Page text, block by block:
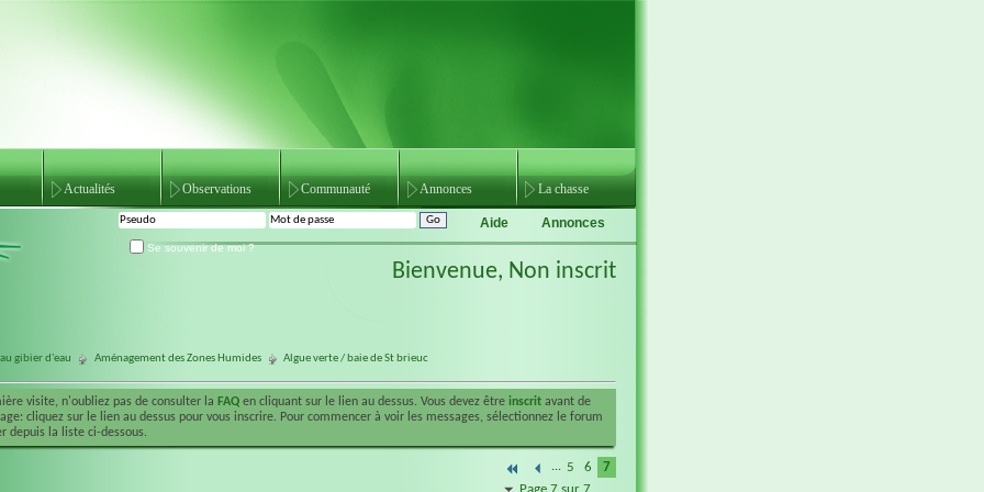
Actualités Observations Communauté Annonces La chasse
Annonces
Aide
Se souvenir de moi ?
Bienvenue, Non inscrit
au gibier d'eau Aménagement des Zones Humides Algue verte / baie de St brieuc
visite, n'oubliez pas de consulter la FAQ en cliquant sur le lien au dessus. Vous devez être inscrit avant de
cliquez sur le lien au dessus pour vous inscrire. Pour commencer à voir les messages, sélectionnez le forum
depuis la liste ci-dessous.
... 5 6
7